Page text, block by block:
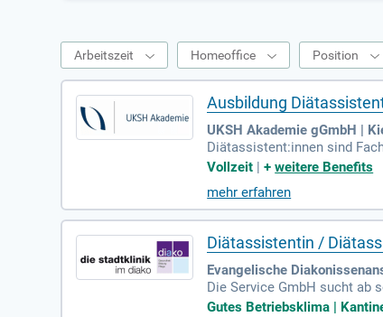
Arbeitszeit Homeoffice Position
Ausbildung
UKSH Akademie gGmbH |
Diätassistent:innen sind
ntion und Therapie von
ie, Physiologie und
e Aspekte des
Vollzeit |+weitere Benefits
mehr erfahren
Diätassistentin /
Evangelische
Die Service GmbH sucht
e Speisen zu und arbeiten
Gutes Betriebsklima |